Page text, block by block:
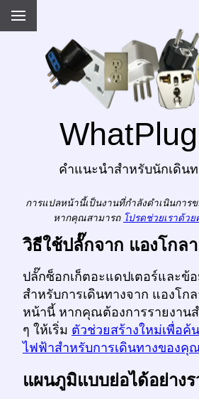
คำแนะนำสำหรับนักเดิน
การแปลหน้านี้เป็นงานที่กำลังดำเนินการ
หากคุณสามารถ โปรดช่วยเราด้ว
วิธีใช้ปลั๊กจาก แองโกล
ปลั๊กซ็อกเก็ตอะแดปเตอร์และข้
สำหรับการเดินทางจาก แองโก
หน้านี้ หากคุณต้องการรายงาน
ๆ ให้เริ่ม ตัวช่วยสร้างใหม่เพื่อค้
ไฟฟ้าสำหรับการเดินทางของคุ
แผนภูมิแบบย่อได้อย่างร